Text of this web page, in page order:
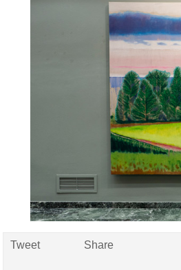
Tweet Share